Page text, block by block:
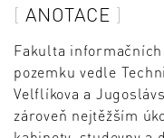
ANOTACE
Fakulta
pozemku vedle
Velflíkova a
zároveň nejtěžším